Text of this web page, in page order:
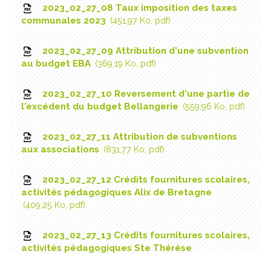
2023_02_27_08 Taux imposition des taxes
communales 2023
451,97 Ko, pdf
2023_02_27_09 Attribution d'une subvention
au budget EBA
369,19 Ko, pdf
2023_02_27_10 Reversement d'une partie de
l'excédent du budget Bellangerie
559,96 Ko, pdf
2023_02_27_11 Attribution de subventions
aux associations
831,77 Ko, pdf
2023_02_27_12 Crédits fournitures scolaires,
activités pédagogiques Alix de Bretagne
409,25 Ko, pdf
2023_02_27_13 Crédits fournitures scolaires,
activités pédagogiques Ste Thérèse